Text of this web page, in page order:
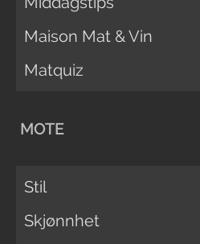
Maison Mat & Vin
Matquiz
MOTE
Stil
Skjønnhet